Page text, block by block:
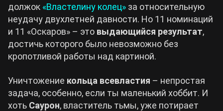
должок «Властелину колец» за относительную
неудачу двухлетней давности. Но 11 номинаций
и 11 «Оскаров» – это выдающийся результат,
достичь которого было невозможно без
кропотливой работы над картиной.
Уничтожение кольца всевластия – непростая
задача, особенно, если ты маленький хоббит. И
хоть Саурон, властитель тьмы, уже потирает